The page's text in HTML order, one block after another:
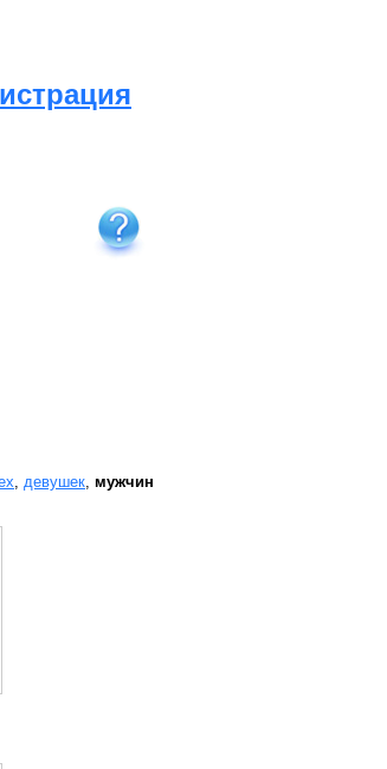
, девушек, мужчин